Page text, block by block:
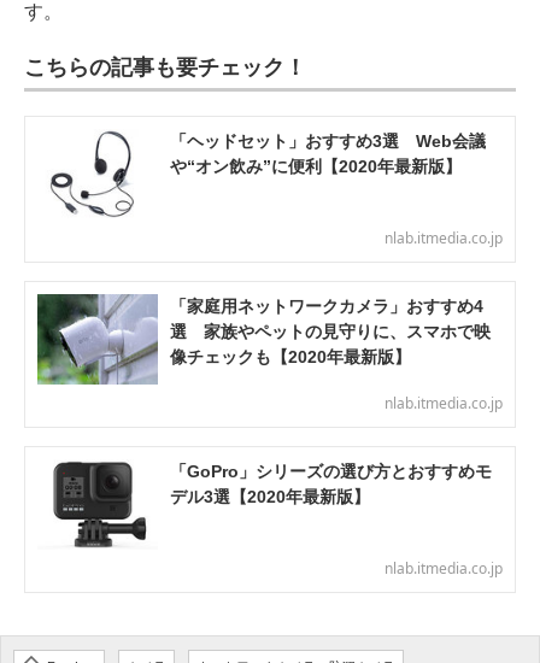
す。
こちらの記事も要チェック！
「ヘッドセット」おすすめ3選 Web会議
や“オン飲み”に便利【2020年最新版】
nlab.itmedia.co.jp
「家庭用ネットワークカメラ」おすすめ4
選 家族やペットの見守りに、スマホで映
像チェックも【2020年最新版】
nlab.itmedia.co.jp
「GoPro」シリーズの選び方とおすすめモ
デル3選【2020年最新版】
nlab.itmedia.co.jp